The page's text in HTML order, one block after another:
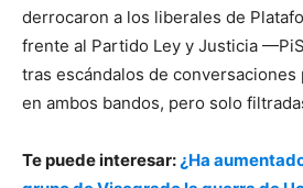
derrocaron a los liberales de
frente al Partido Ley y Justicia
tras escándalos de
en ambos bandos, pero solo
Te puede interesar: ¿Ha